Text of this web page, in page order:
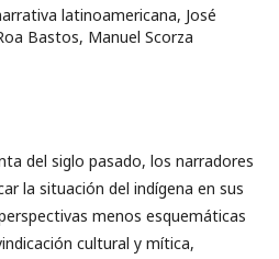
latinoamericana, José
Bastos, Manuel Scorza
del siglo pasado, los narradores
la situación del indígena en sus
menos esquemáticas
cultural y mítica,